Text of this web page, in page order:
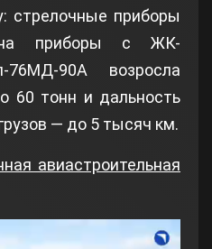
стрелочные приборы
приборы с ЖК-
90А возросла
60 тонн и дальность
— до 5 тысяч км.
авиастроительная